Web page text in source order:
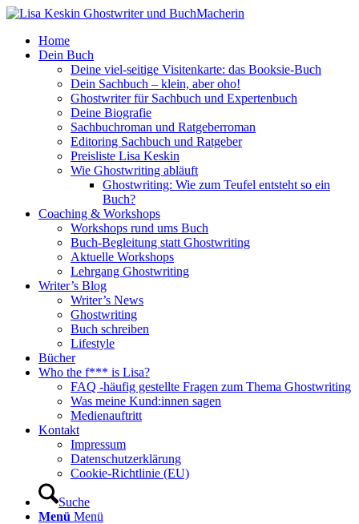
Home
Dein Buch
Deine viel-seitige Visitenkarte: das Booksie-Buch
Dein Sachbuch – klein, aber oho!
Ghostwriter für Sachbuch und Expertenbuch
Deine Biografie
Sachbuchroman und Ratgeberroman
Editoring Sachbuch und Ratgeber
Preisliste Lisa Keskin
Wie Ghostwriting abläuft
Ghostwriting: Wie zum Teufel entsteht so ein
Buch?
Coaching & Workshops
Workshops rund ums Buch
Buch-Begleitung statt Ghostwriting
Aktuelle Workshops
Lehrgang Ghostwriting
Writer’s Blog
Writer’s News
Ghostwriting
Buch schreiben
Lifestyle
Bücher
Who the f*** is Lisa?
FAQ -häufig gestellte Fragen zum Thema Ghostwriting
Was meine Kund:innen sagen
Medienauftritt
Kontakt
Impressum
Datenschutzerklärung
Cookie-Richtlinie (EU)
Suche
Menü Menü